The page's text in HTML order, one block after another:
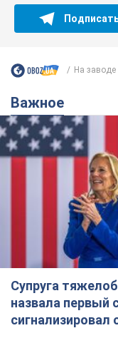
На заводе
Важное
Супруга
назвала первый
сигнализировал